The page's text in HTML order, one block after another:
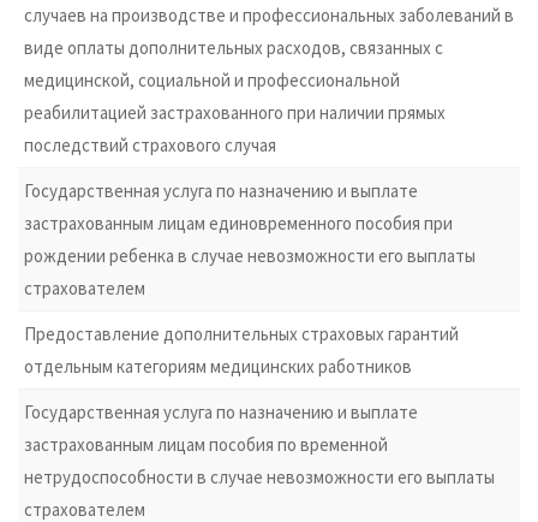
случаев на производстве и профессиональных заболеваний в
виде оплаты дополнительных расходов, связанных с
медицинской, социальной и профессиональной
реабилитацией застрахованного при наличии прямых
последствий страхового случая
Государственная услуга по назначению и выплате
застрахованным лицам единовременного пособия при
рождении ребенка в случае невозможности его выплаты
страхователем
Предоставление дополнительных страховых гарантий
отдельным категориям медицинских работников
Государственная услуга по назначению и выплате
застрахованным лицам пособия по временной
нетрудоспособности в случае невозможности его выплаты
страхователем